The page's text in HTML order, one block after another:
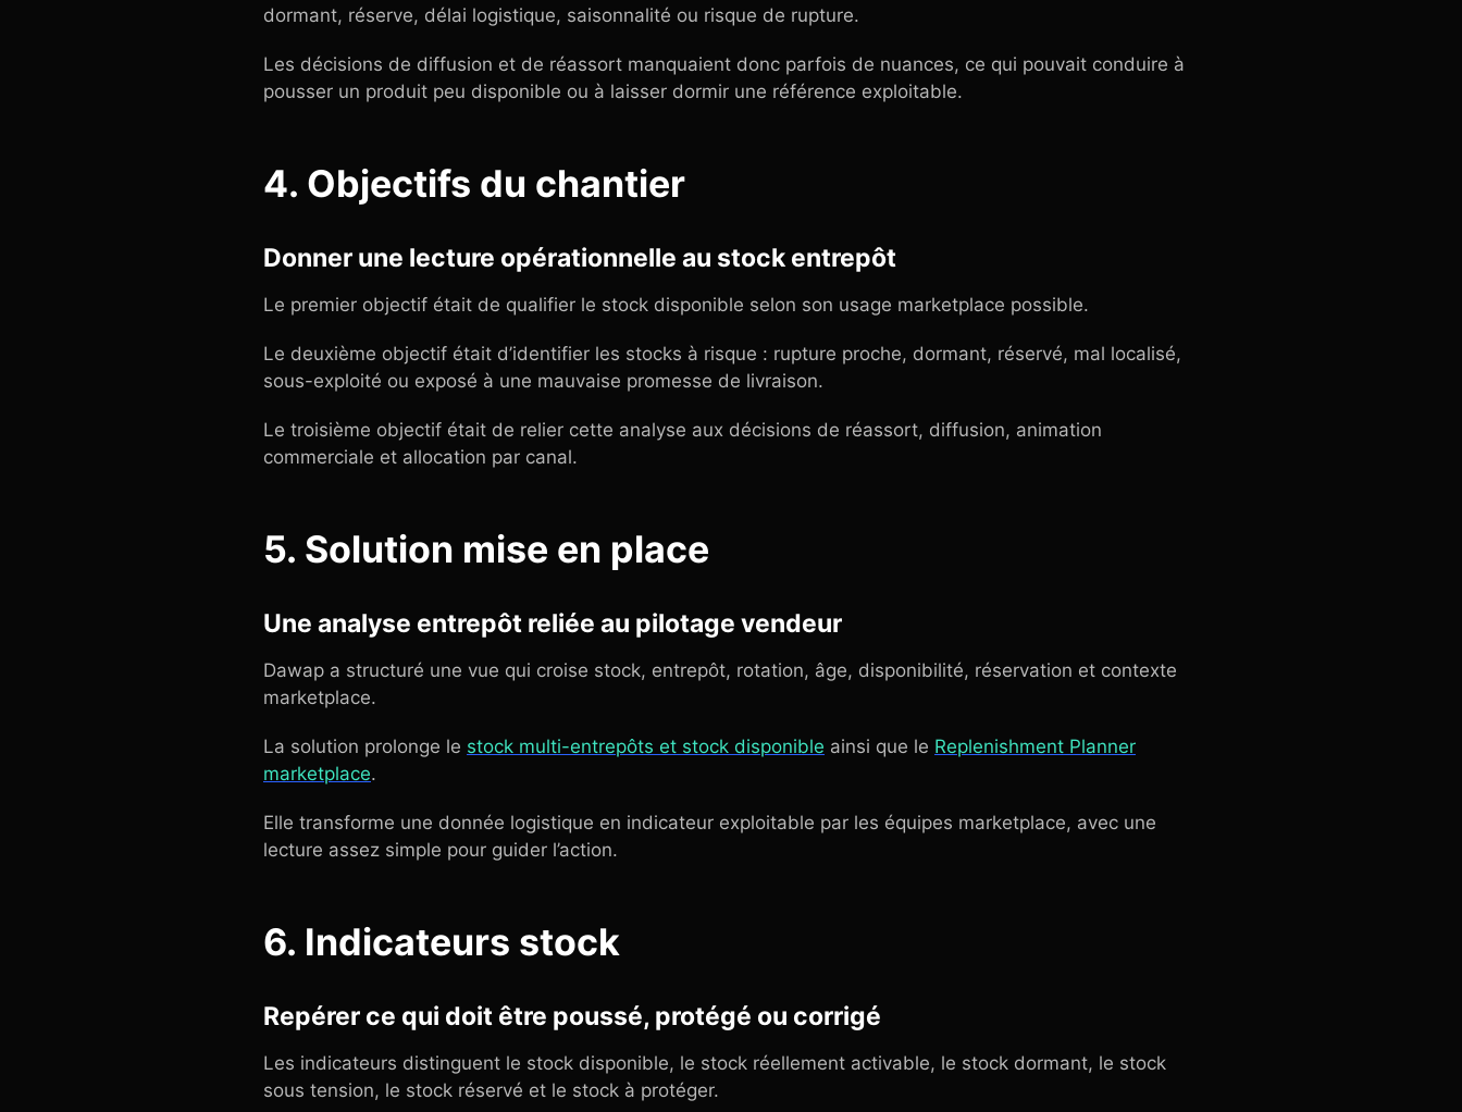
dormant, réserve, délai logistique, saisonnalité ou risque de rupture.
Les décisions de diffusion et de réassort manquaient donc parfois de nuances, ce qui pouvait conduire à
pousser un produit peu disponible ou à laisser dormir une référence exploitable.
4. Objectifs du chantier
Donner une lecture opérationnelle au stock entrepôt
Le premier objectif était de qualifier le stock disponible selon son usage marketplace possible.
Le deuxième objectif était d’identifier les stocks à risque : rupture proche, dormant, réservé, mal localisé,
sous-exploité ou exposé à une mauvaise promesse de livraison.
Le troisième objectif était de relier cette analyse aux décisions de réassort, diffusion, animation
commerciale et allocation par canal.
5. Solution mise en place
Une analyse entrepôt reliée au pilotage vendeur
Dawap a structuré une vue qui croise stock, entrepôt, rotation, âge, disponibilité, réservation et contexte
marketplace.
La solution prolonge le stock multi-entrepôts et stock disponible ainsi que le Replenishment Planner
marketplace.
Elle transforme une donnée logistique en indicateur exploitable par les équipes marketplace, avec une
lecture assez simple pour guider l’action.
6. Indicateurs stock
Repérer ce qui doit être poussé, protégé ou corrigé
Les indicateurs distinguent le stock disponible, le stock réellement activable, le stock dormant, le stock
sous tension, le stock réservé et le stock à protéger.